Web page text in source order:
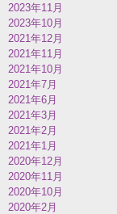
2023年11月
2023年10月
2021年12月
2021年11月
2021年10月
2021年7月
2021年6月
2021年3月
2021年2月
2021年1月
2020年12月
2020年11月
2020年10月
2020年2月